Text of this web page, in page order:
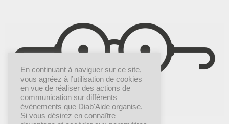
En continuant à naviguer sur ce site,
vous agréez à l’utilisation de cookies
en vue de réaliser des actions de
communication sur différents
évènements que Diab'Aide organise.
Si vous désirez en connaître